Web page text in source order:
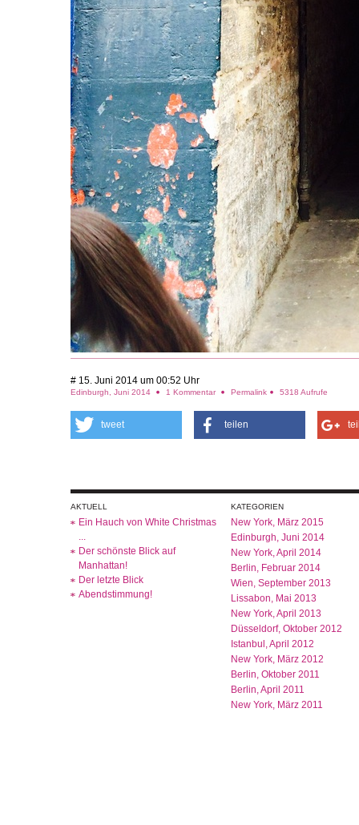
# 15. Juni 2014 um 00:52 Uhr
Edinburgh, Juni 2014 1 Kommentar Permalink 5318 Aufrufe
tweet teilen
AKTUELL
Ein Hauch von White Christmas
...
Der schönste Blick auf
Manhattan!
Der letzte Blick
Abendstimmung!
KATEGORIEN
New York, März 2015
Edinburgh, Juni 2014
New York, April 2014
Berlin, Februar 2014
Wien, September 2013
Lissabon, Mai 2013
New York, April 2013
Düsseldorf, Oktober 2012
Istanbul, April 2012
New York, März 2012
Berlin, Oktober 2011
Berlin, April 2011
New York, März 2011